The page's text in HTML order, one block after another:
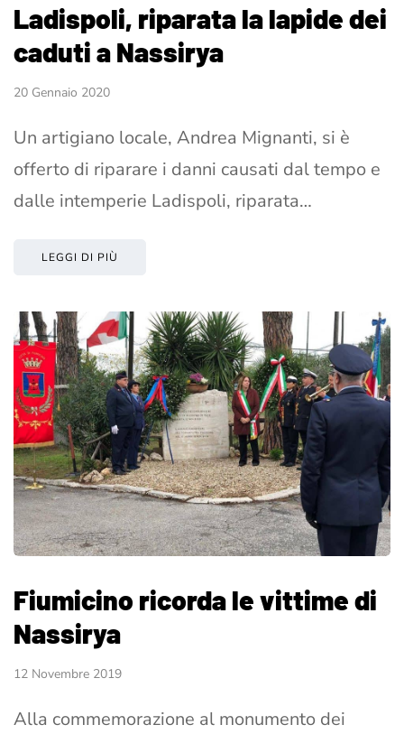
Ladispoli, riparata la lapide dei
caduti a Nassirya
20 Gennaio 2020
Un artigiano locale, Andrea Mignanti, si è
offerto di riparare i danni causati dal tempo e
dalle intemperie Ladispoli, riparata…
LEGGI DI PIÙ
Fiumicino ricorda le vittime di
Nassirya
12 Novembre 2019
Alla commemorazione al monumento dei